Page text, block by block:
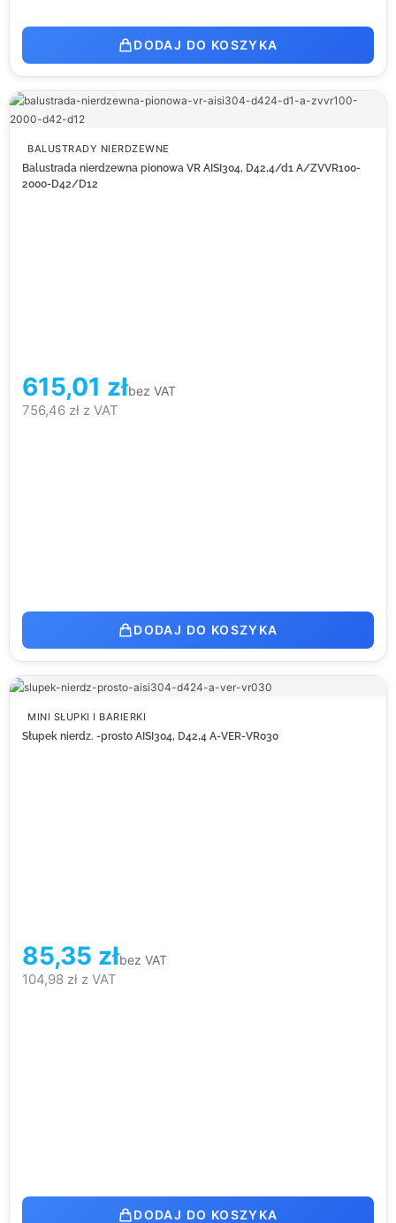
DODAJ DO KOSZYKA
BALUSTRADY NIERDZEWNE
Balustrada nierdzewna pionowa VR AISI304, D42,4/d1 A/ZVVR100-
2000-D42/D12
615,01 złbez VAT
756,46 zł z VAT
DODAJ DO KOSZYKA
MINI SŁUPKI I BARIERKI
Słupek nierdz. -prosto AISI304, D42,4 A-VER-VR030
85,35 złbez VAT
104,98 zł z VAT
DODAJ DO KOSZYKA